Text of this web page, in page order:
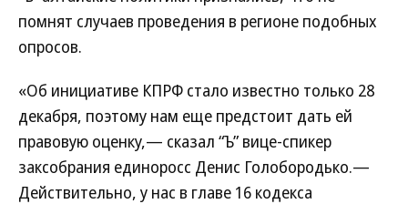
помнят случаев проведения в регионе подобных
опросов.
«Об инициативе КПРФ стало известно только 28
декабря, поэтому нам еще предстоит дать ей
правовую оценку,— сказал “Ъ” вице-спикер
заксобрания единоросс Денис Голобородько.—
Действительно, у нас в главе 16 кодекса